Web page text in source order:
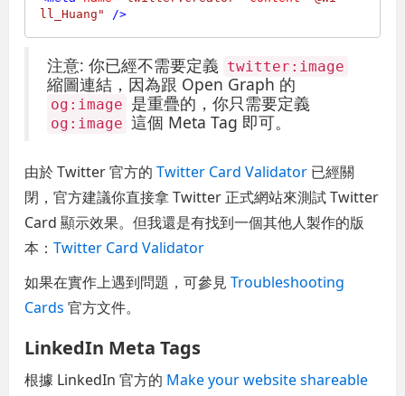
ll_Huang"
/>
注意: 你已經不需要定義 twitter:image
縮圖連結，因為跟 Open Graph 的
og:image 是重疊的，你只需要定義
og:image 這個 Meta Tag 即可。
由於 Twitter 官方的Twitter Card Validator 已經關
閉，官方建議你直接拿 Twitter 正式網站來測試 Twitter
Card 顯示效果。但我還是有找到一個其他人製作的版
本：Twitter Card Validator
如果在實作上遇到問題，可參見Troubleshooting
Cards 官方文件。
LinkedIn Meta Tags
根據 LinkedIn 官方的 Make your website shareable